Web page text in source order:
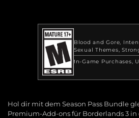
Blood and Gore
Sexual Themes
In-Game Purchases
Hol dir mit dem Season Pass Bundle
Premium-Add-ons für Borderlands 3 in